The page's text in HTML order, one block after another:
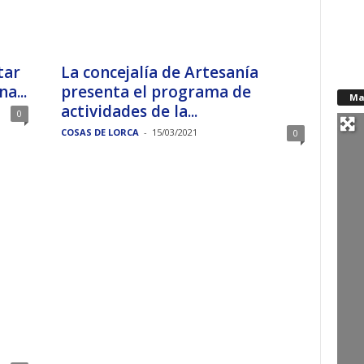
0
La concejalía de Artesanía
presenta el programa de
actividades de la...
COSAS DE LORCA - 15/03/2021 0